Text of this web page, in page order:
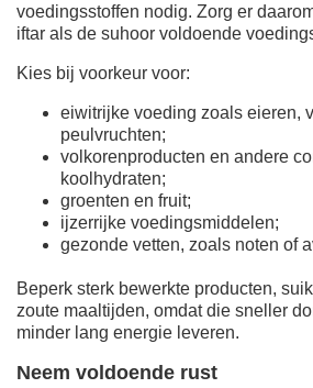
voedingsstoffen nodig. Zorg er
iftar als de suhoor voldoende
Kies bij voorkeur voor:
eiwitrijke voeding zoals eieren,
peulvruchten;
volkorenproducten en andere
koolhydraten;
groenten en fruit;
ijzerrijke voedingsmiddelen;
gezonde vetten, zoals noten of
Beperk sterk bewerkte producten,
zoute maaltijden, omdat die sneller
minder lang energie leveren.
Neem voldoende rust